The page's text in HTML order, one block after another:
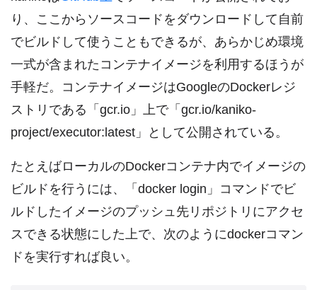
り、ここからソースコードをダウンロードして自前
でビルドして使うこともできるが、あらかじめ環境
一式が含まれたコンテナイメージを利用するほうが
手軽だ。コンテナイメージはGoogleのDockerレジ
ストリである「gcr.io」上で「gcr.io/kaniko-
project/executor:latest」として公開されている。
たとえばローカルのDockerコンテナ内でイメージの
ビルドを行うには、「docker login」コマンドでビ
ルドしたイメージのプッシュ先リポジトリにアクセ
スできる状態にした上で、次のようにdockerコマン
ドを実行すれば良い。